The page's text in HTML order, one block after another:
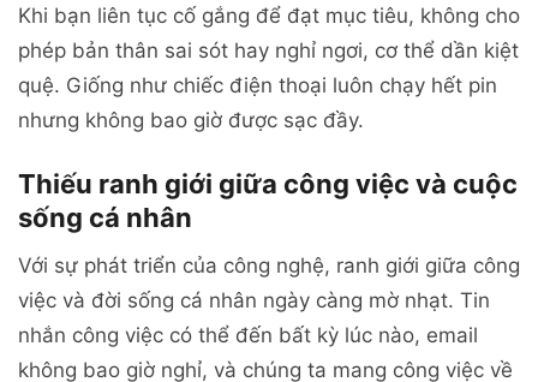
Khi bạn liên tục cố gắng để đạt mục tiêu, không cho
phép bản thân sai sót hay nghỉ ngơi, cơ thể dần kiệt
quệ. Giống như chiếc điện thoại luôn chạy hết pin
nhưng không bao giờ được sạc đầy.
Thiếu ranh giới giữa công việc và cuộc
sống cá nhân
Với sự phát triển của công nghệ, ranh giới giữa công
việc và đời sống cá nhân ngày càng mờ nhạt. Tin
nhắn công việc có thể đến bất kỳ lúc nào, email
không bao giờ nghỉ, và chúng ta mang công việc về